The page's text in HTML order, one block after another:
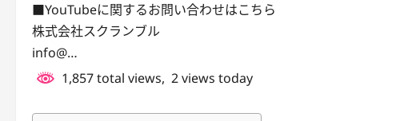
■YouTubeに関するお問い合わせはこちら
株式会社スクランブル
info@…
1,857 total views, 2 views today